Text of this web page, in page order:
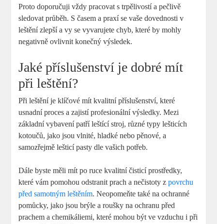
Proto doporučuji vždy pracovat s trpělivostí a pečlivě
sledovat průběh. S časem a praxí se vaše dovednosti v
leštění zlepší a vy se vyvarujete chyb, které by mohly
negativně ovlivnit konečný výsledek.
Jaké příslušenství je dobré mít
při leštění?
Při leštění je klíčové mít kvalitní příslušenství, které
usnadní proces a zajistí profesionální výsledky. Mezi
základní vybavení patří leštící stroj, různé typy lešticích
kotoučů, jako jsou vlnité, hladké nebo pěnové, a
samozřejmě lešticí pasty dle vašich potřeb.
Dále byste měli mít po ruce kvalitní čisticí prostředky,
které vám pomohou odstranit prach a nečistoty zpovrchu
před samotným leštěním. Neopomeňte také na ochranné
pomůcky, jako jsou brýle a roušky na ochranu před
prachem a chemikáliemi, které mohou být ve vzduchu i při